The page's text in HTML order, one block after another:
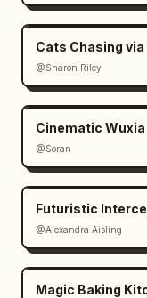
Cats Chasing
@Sharon Riley
@Soran
Futuristic
@Alexandra Aisling
Magic Baking